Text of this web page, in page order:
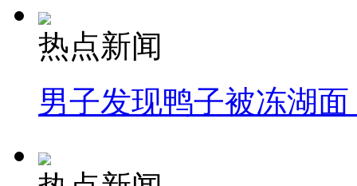
热点新闻
男子发现鸭子被冻湖